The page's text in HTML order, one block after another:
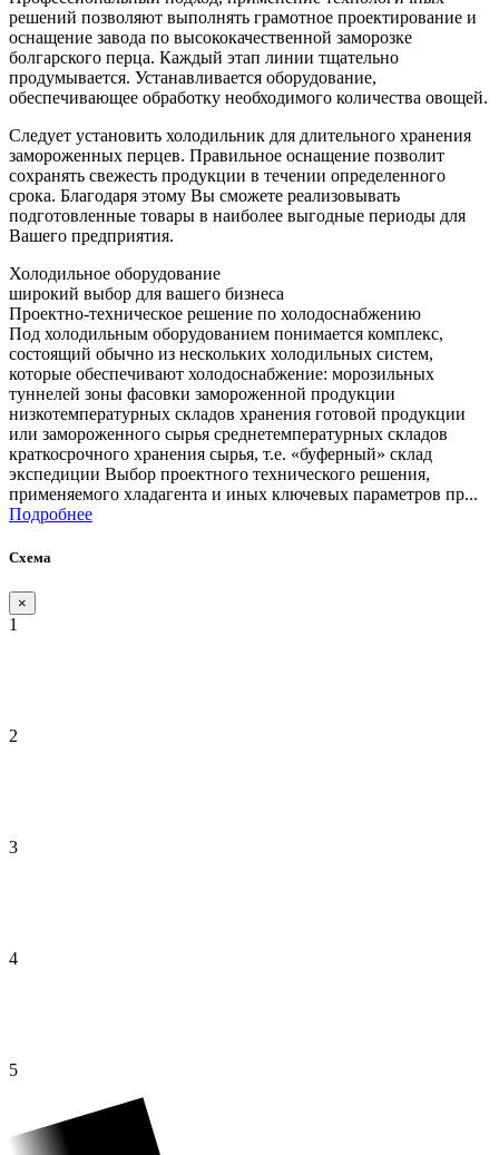
решений позволяют выполнять грамотное проектирование и
оснащение завода по высококачественной заморозке
болгарского перца. Каждый этап линии тщательно
продумывается. Устанавливается оборудование,
обеспечивающее обработку необходимого количества овощей.
Следует установить холодильник для длительного хранения
замороженных перцев. Правильное оснащение позволит
сохранять свежесть продукции в течении определенного
срока. Благодаря этому Вы сможете реализовывать
подготовленные товары в наиболее выгодные периоды для
Вашего предприятия.
Холодильное оборудование
широкий выбор для вашего бизнеса
Проектно-техническое решение по холодоснабжению
Под холодильным оборудованием понимается комплекс,
состоящий обычно из нескольких холодильных систем,
которые обеспечивают холодоснабжение: морозильных
туннелей зоны фасовки замороженной продукции
низкотемпературных складов хранения готовой продукции
или замороженного сырья среднетемпературных складов
краткосрочного хранения сырья, т.е. «буферный» склад
экспедиции Выбор проектного технического решения,
применяемого хладагента и иных ключевых параметров пр...
Подробнее
Схема
×
1
2
3
4
5